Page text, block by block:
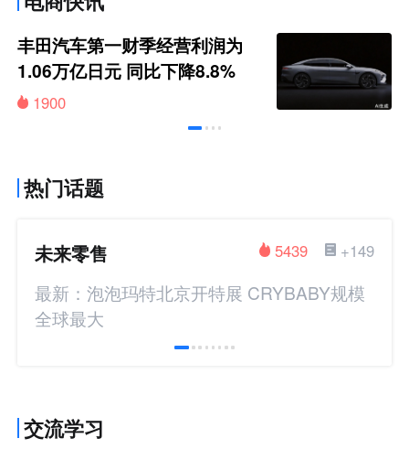
丰田汽车第一财季经营利润为
1.06万亿日元 同比下降8.8%
1900
热门话题
未来零售 +149
5439
最新：泡泡玛特北京开特展 CRYBABY规模
全球最大
交流学习